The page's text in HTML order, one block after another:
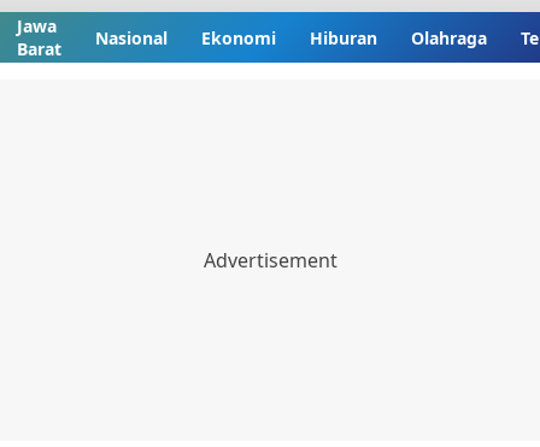
Jawa
Barat
Nasional Ekonomi Hiburan Olahraga